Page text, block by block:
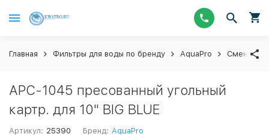
Главная Фильтры для воды по бренду AquaPro Сменные
APC-1045 пресованный угольный
картр. для 10" BIG BLUE
Артикул: 25390 Бренд: AquaPro